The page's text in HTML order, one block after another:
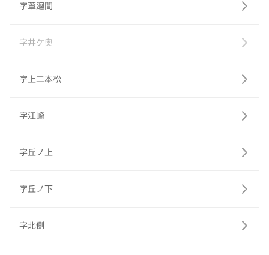
字葦廻間
字井ケ奥
字上二本松
字江崎
字丘ノ上
字丘ノ下
字北側